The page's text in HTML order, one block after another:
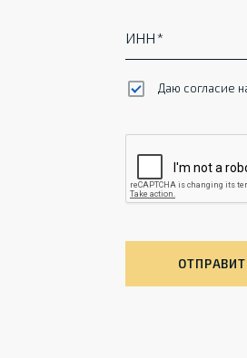
ИНН
Даю согласие